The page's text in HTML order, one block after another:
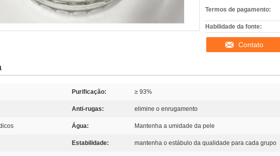
Termos de pagamento:
Habilidade da fonte:
Contato
Purificação: ≥ 93%
Anti-rugas: elimine o enrugamento
Água: Mantenha a umidade da pele
Estabilidade: mantenha o estábulo da qualidade para cada grupo